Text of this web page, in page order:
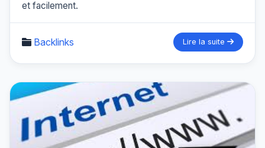
et facilement.
Backlinks Lire la suite